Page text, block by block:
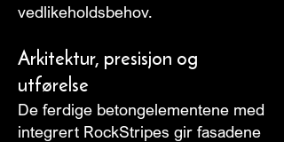
vedlikeholdsbehov.
Arkitektur, presisjon og
utførelse
De ferdige betongelementene med
integrert RockStripes gir fasadene